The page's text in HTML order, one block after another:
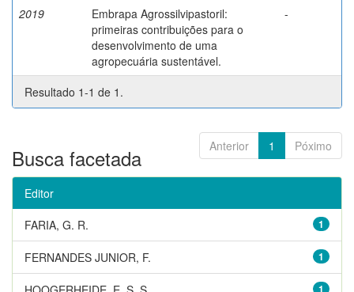
2019
Embrapa Agrossilvipastoril:
primeiras contribuições para o
desenvolvimento de uma
agropecuária sustentável.
-
Resultado 1-1 de 1.
Anterior 1 Póximo
Busca facetada
Editor
1
FARIA, G. R.
1
FERNANDES JUNIOR, F.
1